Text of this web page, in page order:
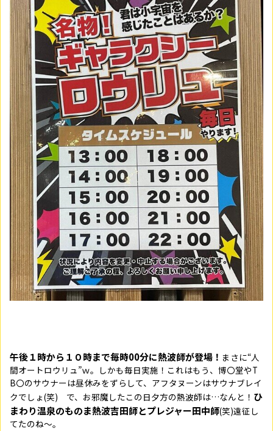
午後１時から１０時まで毎時00分に熱波師が登場！ まさに“人
間オートロウリュ”ｗ。しかも毎日実施！これはもう、博〇堂やT
B〇のサウナーは昼休みをずらして、アフタヌーンはサウナブレイ
クでしょ(笑) で、お邪魔したこの日夕方の熱波師は…なんと！ ひ
まわり温泉のものま熱波吉田師とプレジャー田中師(笑)遠征し
てたのね～。